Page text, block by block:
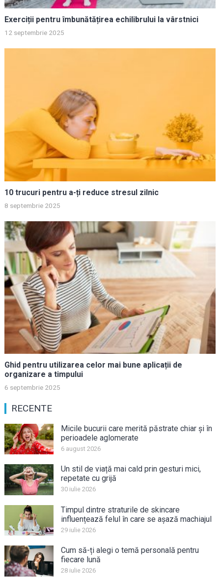
Exerciții pentru îmbunătățirea echilibrului la vârstnici
12 septembrie 2025
10 trucuri pentru a-ți reduce stresul zilnic
8 septembrie 2025
Ghid pentru utilizarea celor mai bune aplicații de
organizare a timpului
6 septembrie 2025
RECENTE
Micile bucurii care merită păstrate chiar și în
perioadele aglomerate
6 august 2026
Un stil de viață mai cald prin gesturi mici,
repetate cu grijă
30 iulie 2026
Timpul dintre straturile de skincare
influențează felul în care se așază machiajul
29 iulie 2026
Cum să-ți alegi o temă personală pentru
fiecare lună
28 iulie 2026